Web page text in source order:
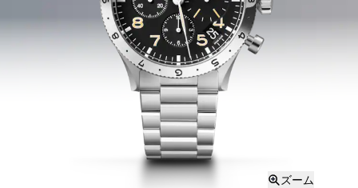
ズーム